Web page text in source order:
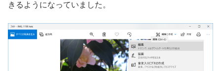
きるようになっていました。